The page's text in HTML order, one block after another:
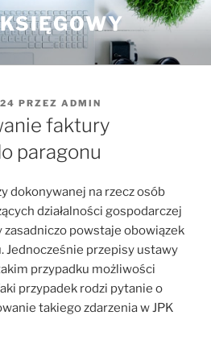
PRZEZ ADMIN
faktury
paragonu
dokonywanej na rzecz osób
działalności gospodarczej
powstaje obowiązek
Jednocześnie przepisy ustawy
przypadku możliwości
przypadek rodzi pytanie o
takiego zdarzenia w JPK